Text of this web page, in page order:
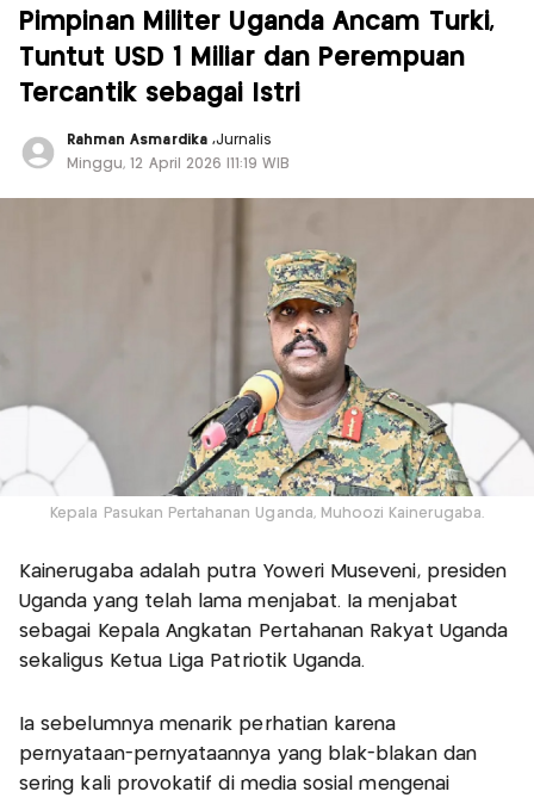
Pimpinan Militer Uganda Ancam Turki,
Tuntut USD 1 Miliar dan Perempuan
Tercantik sebagai Istri
Rahman Asmardika ,Jurnalis
Minggu, 12 April 2026 |11:19 WIB
Kepala Pasukan Pertahanan Uganda, Muhoozi Kainerugaba.
Kainerugaba adalah putra Yoweri Museveni, presiden
Uganda yang telah lama menjabat. Ia menjabat
sebagai Kepala Angkatan Pertahanan Rakyat Uganda
sekaligus Ketua Liga Patriotik Uganda.
Ia sebelumnya menarik perhatian karena
pernyataan-pernyataannya yang blak-blakan dan
sering kali provokatif di media sosial mengenai